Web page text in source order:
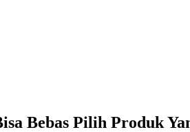
Bebas Pilih Produk